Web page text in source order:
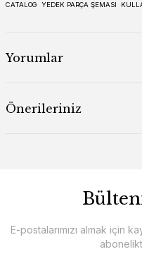
CATALOG YEDEK PARÇA ŞEMASI
Yorumlar
Önerileriniz
E-postalarımızı almak için